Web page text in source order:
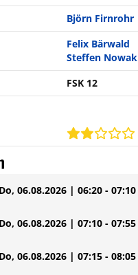
Björn Firnrohr
Felix Bärwald
Steffen Nowak
FSK 12
Do, 06.08.2026 | 06:20 - 07:10
Do, 06.08.2026 | 07:10 - 07:55
Do, 06.08.2026 | 07:15 - 08:05